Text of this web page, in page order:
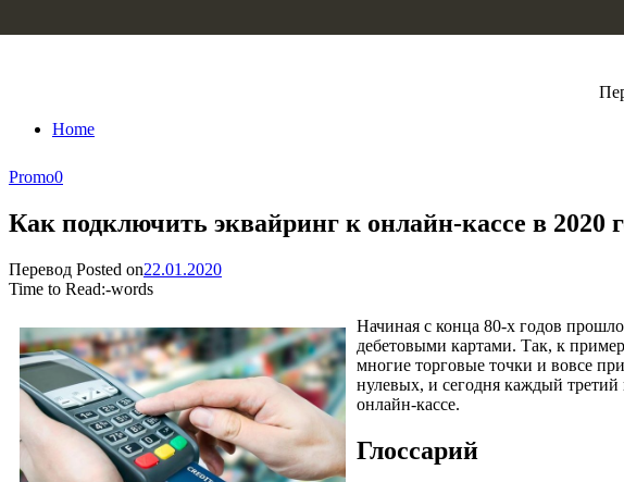
Home
Promo0
Как подключить эквайринг к онлайн-кассе в 2020
Перевод Posted on22.01.2020
Time to Read:-words
Начиная с конца 80-х годов
дебетовыми картами. Так, к
многие торговые точки и вовсе
нулевых, и сегодня каждый третий
онлайн-кассе.
Глоссарий